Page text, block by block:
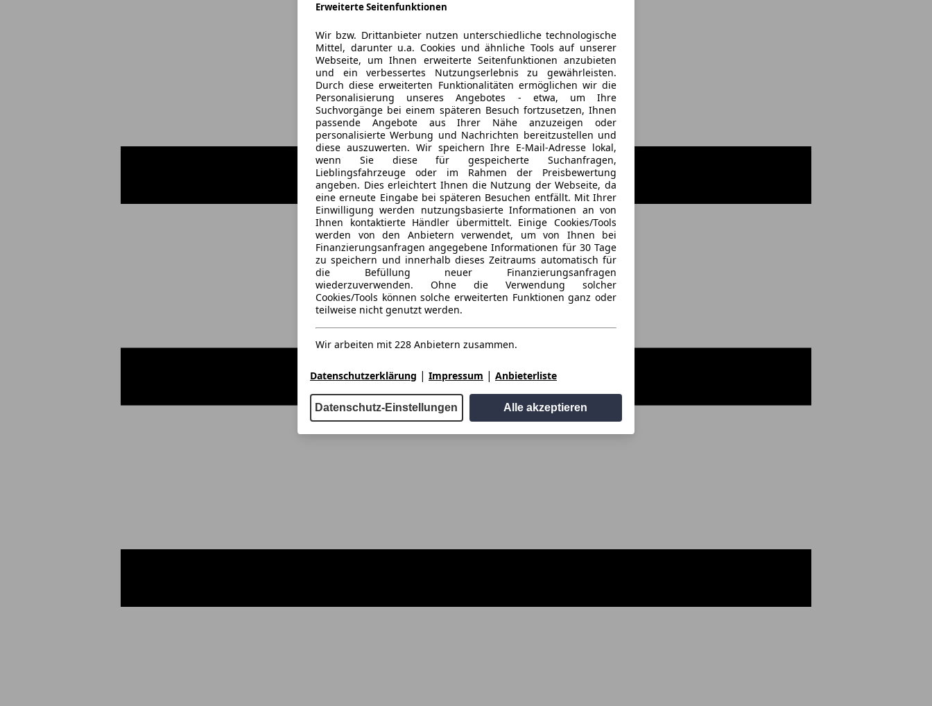
Erweiterte Seitenfunktionen
Wir bzw. Drittanbieter nutzen unterschiedliche technologische
Mittel, darunter u.a. Cookies und ähnliche Tools auf unserer
Webseite, um Ihnen erweiterte Seitenfunktionen anzubieten
und ein verbessertes Nutzungserlebnis zu gewährleisten.
Durch diese erweiterten Funktionalitäten ermöglichen wir die
Personalisierung unseres Angebotes - etwa, um Ihre
Suchvorgänge bei einem späteren Besuch fortzusetzen, Ihnen
passende Angebote aus Ihrer Nähe anzuzeigen oder
personalisierte Werbung und Nachrichten bereitzustellen und
diese auszuwerten. Wir speichern Ihre E-Mail-Adresse lokal,
wenn Sie diese für gespeicherte Suchanfragen,
Lieblingsfahrzeuge oder im Rahmen der Preisbewertung
angeben. Dies erleichtert Ihnen die Nutzung der Webseite, da
eine erneute Eingabe bei späteren Besuchen entfällt. Mit Ihrer
Einwilligung werden nutzungsbasierte Informationen an von
Ihnen kontaktierte Händler übermittelt. Einige Cookies/Tools
werden von den Anbietern verwendet, um von Ihnen bei
Finanzierungsanfragen angegebene Informationen für 30 Tage
zu speichern und innerhalb dieses Zeitraums automatisch für
die Befüllung neuer Finanzierungsanfragen
wiederzuverwenden. Ohne die Verwendung solcher
Cookies/Tools können solche erweiterten Funktionen ganz oder
teilweise nicht genutzt werden.
Wir arbeiten mit 228 Anbietern zusammen.
Datenschutzerklärung | Impressum | Anbieterliste
Datenschutz-Einstellungen Alle akzeptieren